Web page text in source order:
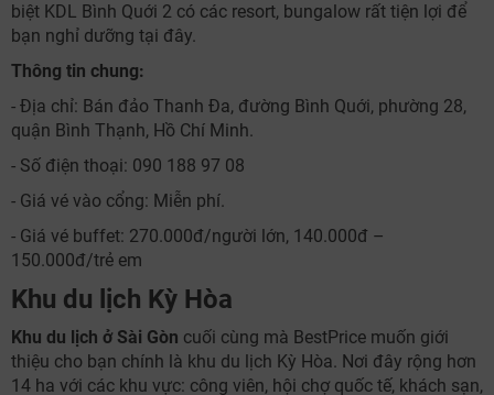
biệt KDL Bình Quới 2 có các resort, bungalow rất tiện lợi để
bạn nghỉ dưỡng tại đây.
Thông tin chung:
- Địa chỉ: Bán đảo Thanh Đa, đường Bình Quới, phường 28,
quận Bình Thạnh, Hồ Chí Minh.
- Số điện thoại: 090 188 97 08
- Giá vé vào cổng: Miễn phí.
- Giá vé buffet: 270.000đ/người lớn, 140.000đ –
150.000đ/trẻ em
Khu du lịch Kỳ Hòa
Khu du lịch ở Sài Gòn cuối cùng mà BestPrice muốn giới
thiệu cho bạn chính là khu du lịch Kỳ Hòa. Nơi đây rộng hơn
14 ha với các khu vực: công viên, hội chợ quốc tế, khách sạn,